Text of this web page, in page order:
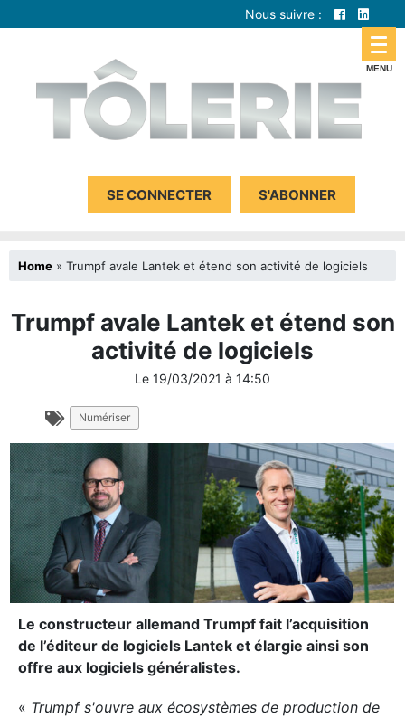
Nous suivre :
SE CONNECTER S'ABONNER
Home » Trumpf avale Lantek et étend son activité de logiciels
Trumpf avale Lantek et étend son
activité de logiciels
Le 19/03/2021 à 14:50
Numériser
Le constructeur allemand Trumpf fait l’acquisition
de l’éditeur de logiciels Lantek et élargie ainsi son
offre aux logiciels généralistes.
« Trumpf s'ouvre aux écosystèmes de production de